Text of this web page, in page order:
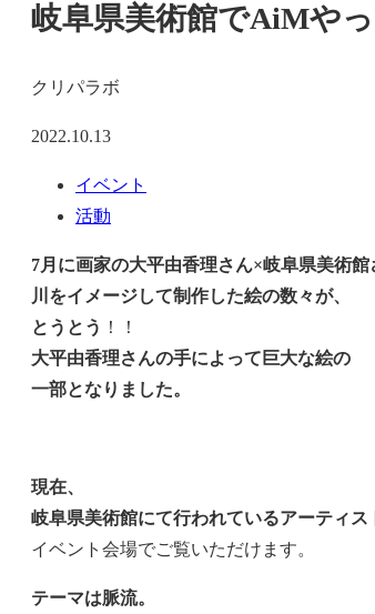
岐阜県美術館でAiMや
クリパラボ
2022.10.13
イベント
活動
7月に画家の大平由香理さん×岐阜県美術
川をイメージして制作した絵の数々が、
とうとう ！！
大平由香理さんの手によって巨大な絵の
一部となりました。
現在、
岐阜県美術館にて行われているアーティス
イベント会場でご覧いただけます。
テーマは脈流。